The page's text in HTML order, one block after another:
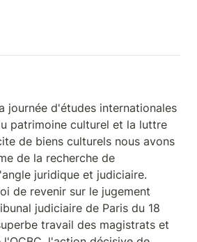
journée d'études internationales
patrimoine culturel et la luttre
de biens culturels nous avons
de la recherche de
juridique et judiciaire.
de revenir sur le jugement
judiciaire de Paris du 18
travail des magistrats et